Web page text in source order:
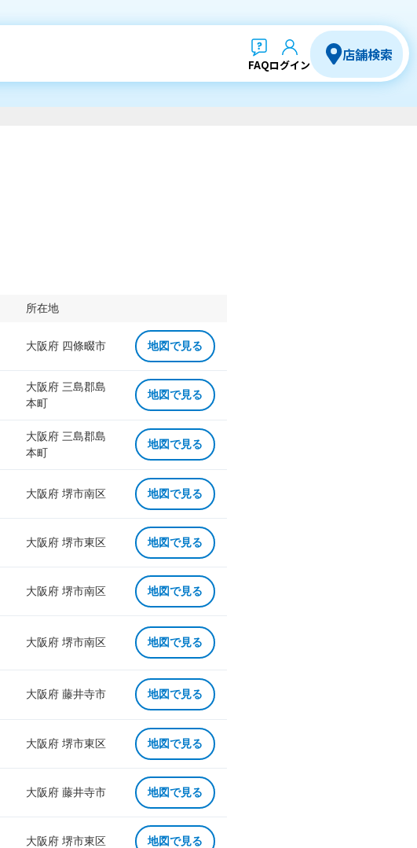
FAQログイン
店舗検索
所在地
大阪府 四條畷市 地図で見る
大阪府 三島郡島
本町
地図で見る
大阪府 三島郡島
本町
地図で見る
大阪府 堺市南区 地図で見る
大阪府 堺市東区 地図で見る
大阪府 堺市南区 地図で見る
大阪府 堺市南区 地図で見る
大阪府 藤井寺市 地図で見る
大阪府 堺市東区 地図で見る
大阪府 藤井寺市 地図で見る
大阪府 堺市東区 地図で見る